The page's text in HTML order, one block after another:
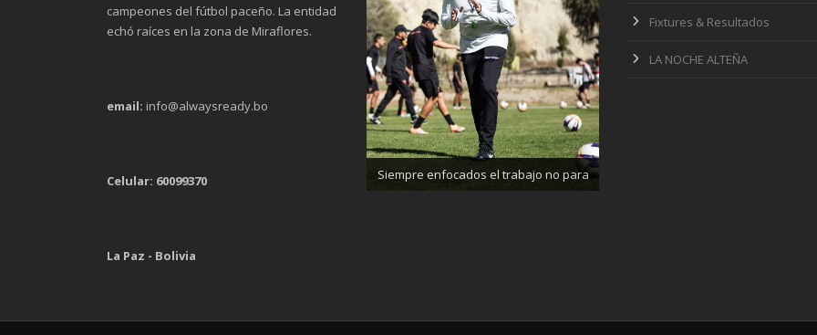
campeones del fútbol paceño. La entidad
echó raíces en la zona de Miraflores.
email: info@alwaysready.bo
Celular: 60099370
La Paz - Bolivia
Siempre enfocados el trabajo no para
Trabajando enfocados, listos para el
partido de mañana
Fixtures & Resultados
LA NOCHE ALTEÑA